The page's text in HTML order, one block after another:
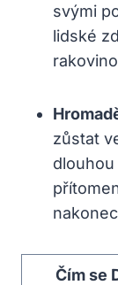
svými
lidské
zůstat
Čím se